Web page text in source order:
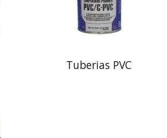
Tuberias PVC